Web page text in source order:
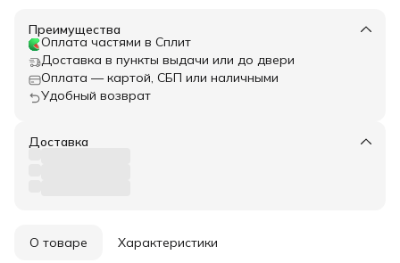
Преимущества
Оплата частями в Сплит
Доставка в пункты выдачи или до двери
Оплата — картой, СБП или наличными
Удобный возврат
Доставка
О товаре Характеристики